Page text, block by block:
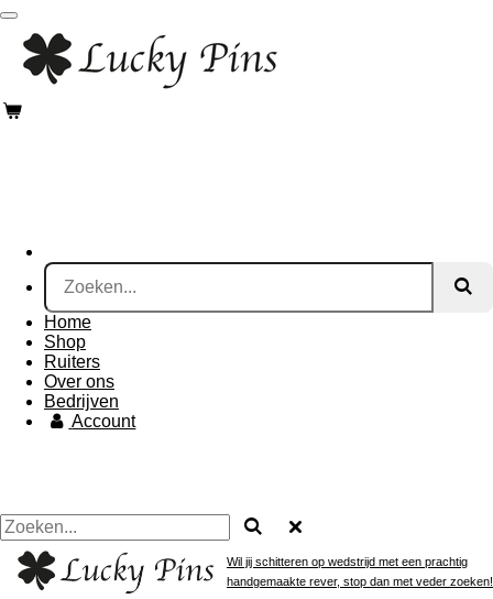
Ga
direct
naar
Home
Shop
Ruiters
Over ons
Bedrijven
Account
Wil jij schitteren op wedstrijd met een prachtig
handgemaakte rever, stop dan met veder zoeken!